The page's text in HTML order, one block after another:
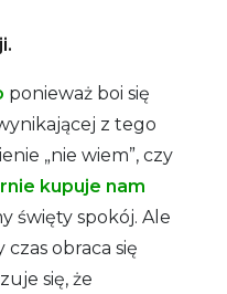
ponieważ boi się
z tego
„nie wiem”, czy
kupuje nam
święty spokój. Ale
obraca się
się, że